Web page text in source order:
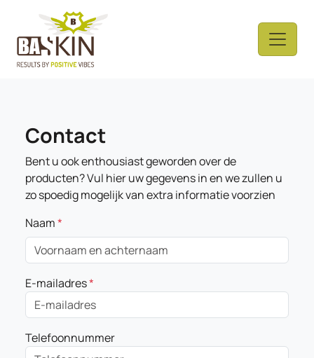
Contact
Bent u ook enthousiast geworden over de
producten? Vul hier uw gegevens in en we zullen u
zo spoedig mogelijk van extra informatie voorzien
Naam*
E-mailadres*
Telefoonnummer